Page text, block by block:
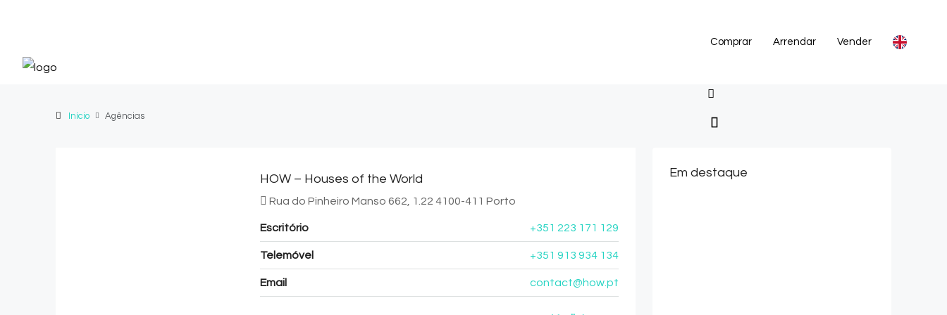
Comprar Arrendar Vender
Início Agências
HOW – Houses of the World
Rua do Pinheiro Manso 662, 1.22 4100-411 Porto
Escritório +351 223 171 129
Telemóvel +351 913 934 134
Email contact@how.pt
Em destaque